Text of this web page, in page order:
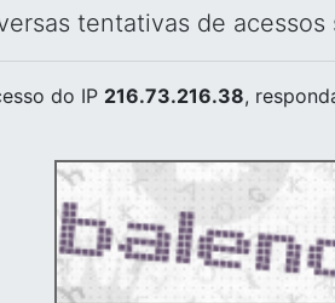
tentativas de
do IP 216.73.216.38,